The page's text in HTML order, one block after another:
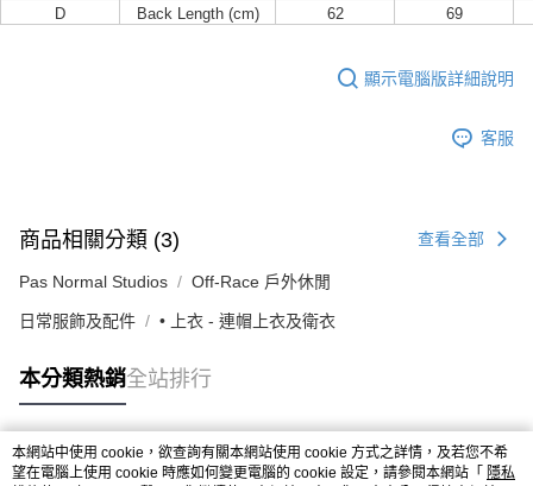
D
Back Length (cm) 62 69
顯示電腦版詳細說明
客服
商品相關分類 (3) 查看全部
Pas Normal Studios Off-Race 戶外休閒
日常服飾及配件 • 上衣 - 連帽上衣及衛衣
本分類熱銷全站排行
熱門標籤
本網站中使用 cookie，欲查詢有關本網站使用 cookie 方式之詳情，及若您不希
望在電腦上使用 cookie 時應如何變更電腦的 cookie 設定，請參閱本網站「 隱私